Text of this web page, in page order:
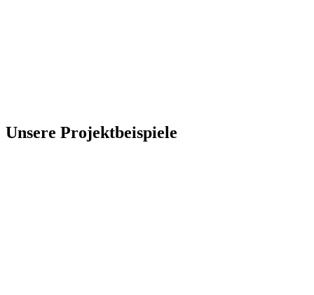
Unsere Projektbeispiele